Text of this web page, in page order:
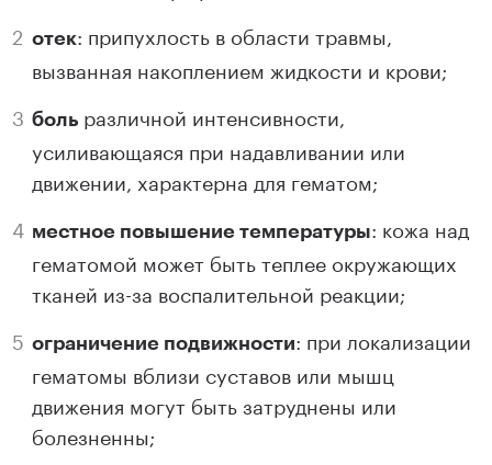
отек: припухлость в области травмы,
вызванная накоплением жидкости и крови;
боль различной интенсивности,
усиливающаяся при надавливании или
движении, характерна для гематом;
местное повышение температуры: кожа над
гематомой может быть теплее окружающих
тканей из-за воспалительной реакции;
ограничение подвижности: при локализации
гематомы вблизи суставов или мышц
движения могут быть затруднены или
болезненны;